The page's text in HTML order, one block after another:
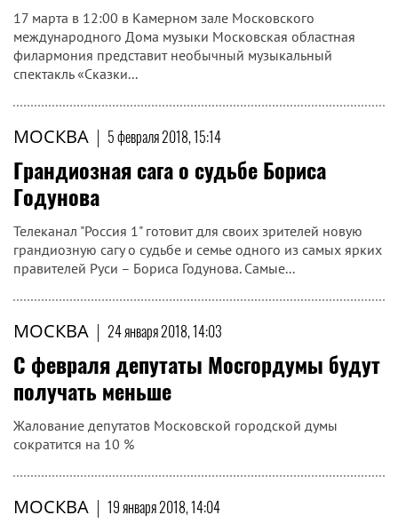
17 марта в 12:00 в Камерном зале Московского
международного Дома музыки Московская областная
филармония представит необычный музыкальный
спектакль «Сказки...
МОСКВА | 5 февраля 2018, 15:14
Грандиозная сага о судьбе Бориса
Годунова
Телеканал "Россия 1" готовит для своих зрителей новую
грандиозную сагу о судьбе и семье одного из самых ярких
правителей Руси – Бориса Годунова. Самые...
МОСКВА | 24 января 2018, 14:03
С февраля депутаты Мосгордумы будут
получать меньше
Жалование депутатов Московской городской думы
сократится на 10 %
МОСКВА | 19 января 2018, 14:04